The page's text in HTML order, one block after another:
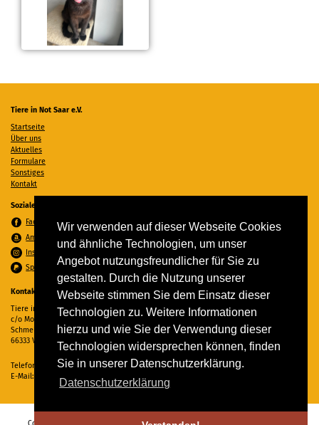
Wir verwenden auf dieser Webseite Cookies
und ähnliche Technologien, um unser
Angebot nutzungsfreundlicher für Sie zu
gestalten. Durch die Nutzung unserer
Webseite stimmen Sie dem Einsatz dieser
Technologien zu. Weitere Informationen
hierzu und wie Sie der Verwendung dieser
Technologien widersprechen können, finden
Sie in unserer Datenschutzerklärung.
Datenschutzerklärung
Tiere in Not Saar e.V.
Startseite
Über uns
Aktuelles
Formulare
Sonstiges
Kontakt
Soziale Medien
Facebook
Amazon Wunschzettel
Instagram
Spenden per PayPal
Kontakt
Tiere in Not Saar e.V.
c/o Monika Ewen
Schmelzer Straße 22
66333 Völklingen
Telefon:
06898 294862
E-Mail:
info@tiere-in-not-saar.de
Copyright © 2026 Tiere in Not Saar e.V. Alle Rechte vorbehalten. -